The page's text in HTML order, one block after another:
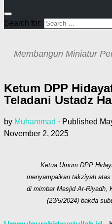
Search for:
Membangun Miniatur
Ketum DPP
Teladani Ustadz
by Muhammad · Published
November 2, 2025
Ketua Umum DPP
menyampaikan takziyah
di mimbar Masjid Ar-Riyadh,
(23/5/2024) bakda